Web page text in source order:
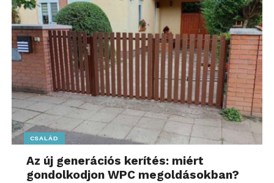
CSALÁD
Az új generációs kerítés: miért
gondolkodjon WPC megoldásokban?